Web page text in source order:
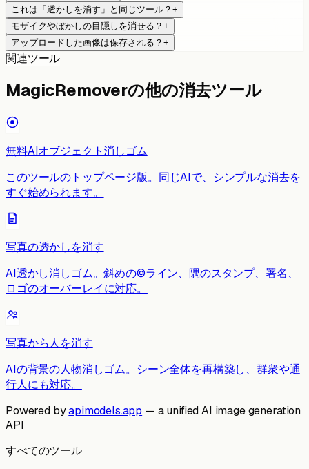
これは「透かしを消す」と同じツール？ +
モザイクやぼかしの目隠しを消せる？ +
アップロードした画像は保存される？ +
関連ツール
MagicRemoverの他の消去ツール
無料AIオブジェクト消しゴム
このツールのトップページ版。同じAIで、シンプルな消去を
すぐ始められます。
写真の透かしを消す
AI透かし消しゴム。斜めの©ライン、隅のスタンプ、署名、
ロゴのオーバーレイに対応。
写真から人を消す
AIの背景の人物消しゴム。シーン全体を再構築し、群衆や通
行人にも対応。
Powered byapimodels.app — a unified AI image generation
API
すべてのツール